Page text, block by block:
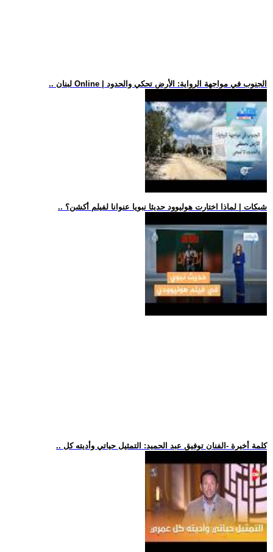
.. لبنان Online | الجنوب في مواجهة الرواية: الأرض تحكي والحدود
.. شبكات | لماذا اختارت هوليوود حديثا نبويا عنوانا لفيلم أكشن؟
.. كلمة أخيرة -الفنان توفيق عبد الحميد: التمثيل حياتي وأديته كل